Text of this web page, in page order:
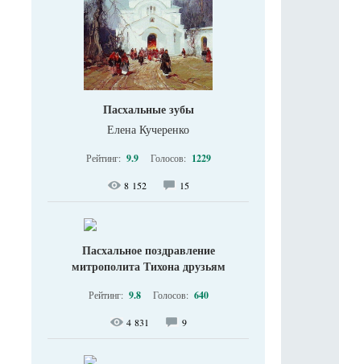
Пасхальные зубы
Елена Кучеренко
Рейтинг: 9.9 Голосов: 1229
8 152 15
Пасхальное поздравление
митрополита Тихона друзьям
Рейтинг: 9.8 Голосов: 640
4 831 9